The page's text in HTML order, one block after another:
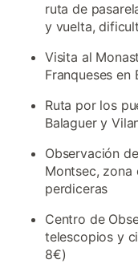
ruta de
y vuelta,
Visita al
Franqueses en
Ruta por los
Balaguer y
Observación
Montsec, zona
perdiceras
Centro de
telescopios y
8€)